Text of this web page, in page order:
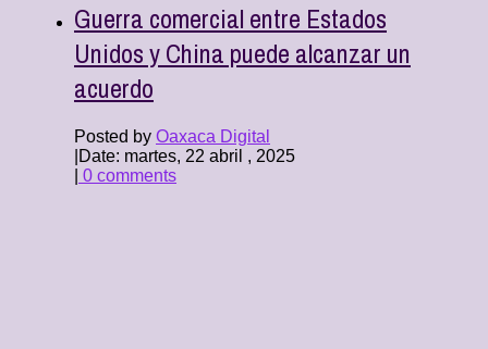
Guerra comercial entre Estados
Unidos y China puede alcanzar un
acuerdo
Posted by Oaxaca Digital
Date: martes, 22 abril , 2025
0 comments